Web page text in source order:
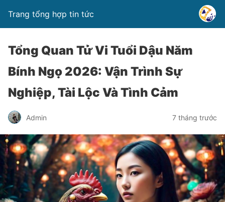
Trang tổng hợp tin tức
Tổng Quan Tử Vi Tuổi Dậu Năm
Bính Ngọ 2026: Vận Trình Sự
Nghiệp, Tài Lộc Và Tình Cảm
Admin 7 tháng trước